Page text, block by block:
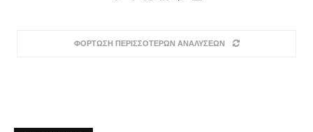
ΦΟΡΤΩΣΗ ΠΕΡΙΣΣΟΤΕΡΩΝ ΑΝΑΛΥΣΕΩΝ